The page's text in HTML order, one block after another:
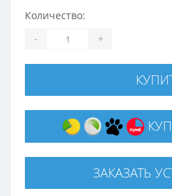
Количество:
- +
ЗАКАЗАТЬ